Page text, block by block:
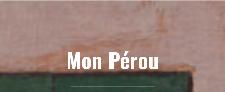
Mon Pérou